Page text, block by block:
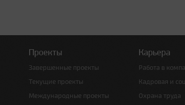
Проекты
Завершенные проекты
Текущие проекты
Международные проекты
Карьера
Работа в
Кадровая и
Охрана труда